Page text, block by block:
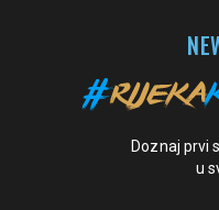
Doznaj prvi
u